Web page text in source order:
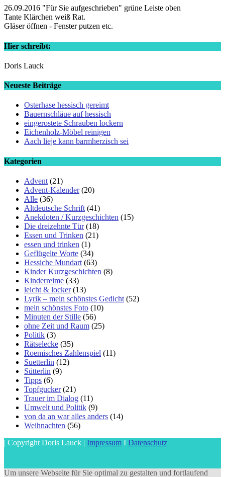
26.09.2016 "Für Sie aufgeschrieben" grüne Leiste oben
Tante Klärchen weiß Rat.
Gläser öffnen - Fenster putzen etc.
Hier schreibt:
Doris Lauck
Neueste Beiträge
Osterhase hessisch gereimt
Bauernschläue auf hessisch
eingerostete Schrauben lockern
Eichenholz-Möbel reinigen
Aach lieje kann barmherzisch sei
Kategorien
Advent (21)
Advent-Kalender(20)
Alle (36)
Altdeutsche Schrift (41)
Anekdoten / Kurzgeschichten (15)
Die dreizehnte Tür(18)
Essen und Trinken (21)
essen und trinken (1)
Geflügelte Worte (34)
Hessiche Mundart (63)
Kinder Kurzgeschichten (8)
Kinderreime (33)
leicht & locker(13)
Lyrik – mein schönstes Gedicht (52)
mein schönstes Foto (10)
Minuten der Stille (56)
ohne Zeit und Raum (25)
Politik (3)
Rätselecke (35)
Roemisches Zahlenspiel (11)
Suetterlin (12)
Sütterlin (9)
Tipps (6)
Topfgucker(21)
Trauer im Dialog (11)
Umwelt und Politik (9)
von da an war alles anders (14)
Weihnachten (56)
| Copyright Doris Lauck | Impressum I Datenschutz
Um unsere Webseite für Sie optimal zu gestalten und fortlaufend